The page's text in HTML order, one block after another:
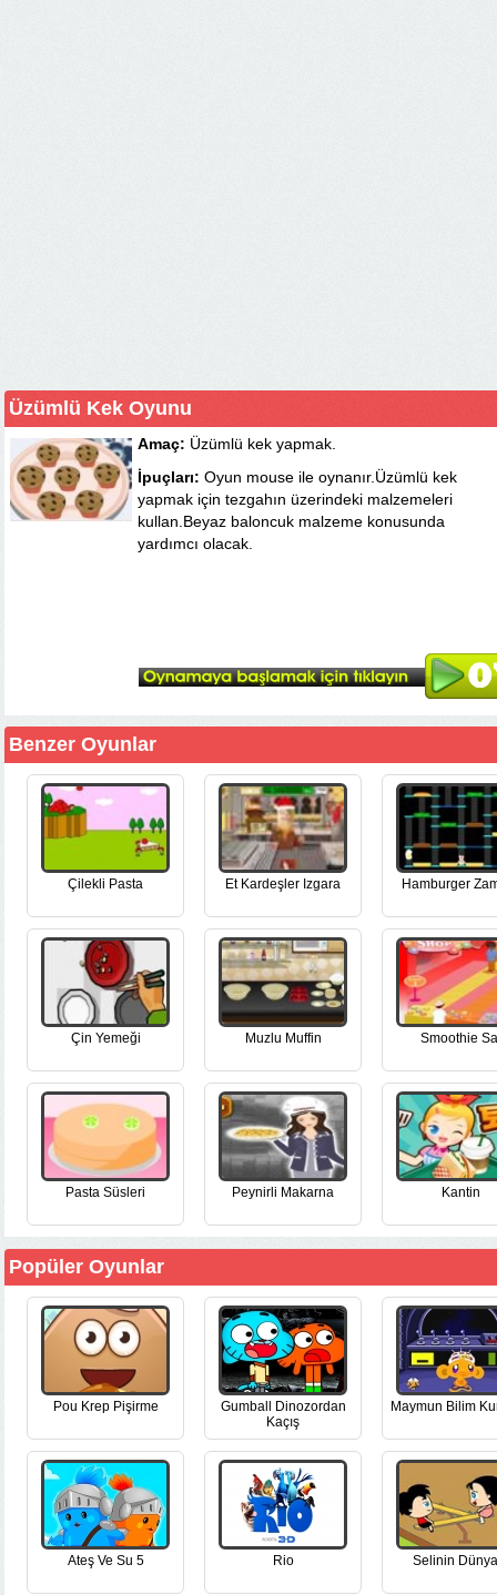
Üzümlü Kek Oyunu
Amaç: Üzümlü kek yapmak.
İpuçları: Oyun mouse ile oynanır.Üzümlü kek
yapmak için tezgahın üzerindeki malzemeleri
kullan.Beyaz baloncuk malzeme konusunda
yardımcı olacak.
Benzer Oyunlar
Çilekli Pasta Et Kardeşler Izgara Hamburger
Çin Yemeği Muzlu Muffin Smoothie
Pasta Süsleri Peynirli Makarna Kantin
Popüler Oyunlar
Pou Krep Pişirme
Gumball Dinozordan
Kaçış
Maymun Bilim
Ateş Ve Su 5 Rio Selinin